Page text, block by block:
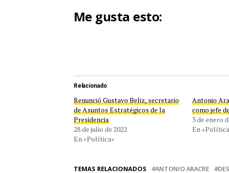
Me gusta esto:
Relacionado
Renunció Gustavo Beliz, secretario
de Asuntos Estratégicos de la
Presidencia
28 de julio de 2022
En «Política»
Antonio
como jefe
3 de enero
En
TEMAS RELACIONADOS ANTONIO ARACRE